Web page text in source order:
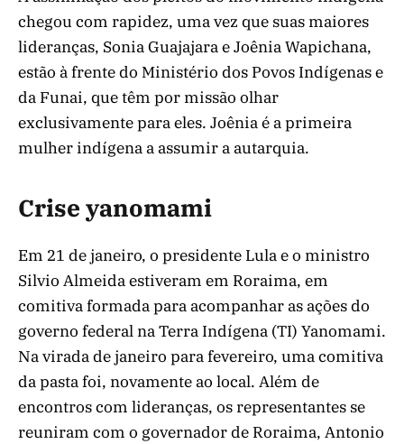
chegou com rapidez, uma vez que suas maiores
lideranças, Sonia Guajajara e Joênia Wapichana,
estão à frente do Ministério dos Povos Indígenas e
da Funai, que têm por missão olhar
exclusivamente para eles. Joênia é a primeira
mulher indígena a assumir a autarquia.
Crise yanomami
Em 21 de janeiro, o presidente Lula e o ministro
Silvio Almeida estiveram em Roraima, em
comitiva formada para acompanhar as ações do
governo federal na Terra Indígena (TI) Yanomami.
Na virada de janeiro para fevereiro, uma comitiva
da pasta foi, novamente ao local. Além de
encontros com lideranças, os representantes se
reuniram com o governador de Roraima, Antonio